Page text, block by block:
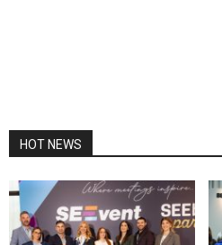
HOT NEWS